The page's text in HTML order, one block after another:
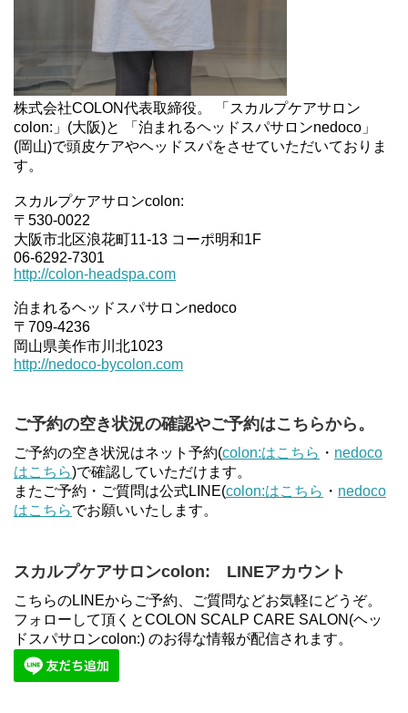
株式会社COLON代表取締役。 「スカルプケアサロン
colon:」(大阪)と 「泊まれるヘッドスパサロンnedoco」
(岡山)で頭皮ケアやヘッドスパをさせていただいておりま
す。
スカルプケアサロンcolon:
〒530-0022
大阪市北区浪花町11-13 コーポ明和1F
06-6292-7301
http://colon-headspa.com
泊まれるヘッドスパサロンnedoco
〒709-4236
岡山県美作市川北1023
http://nedoco-bycolon.com
ご予約の空き状況の確認やご予約はこちらから。
ご予約の空き状況はネット予約(colon:はこちら ・ nedoco
はこちら)で確認していただけます。
またご予約・ご質問は公式LINE(colon:はこちら ・ nedoco
はこちらでお願いいたします。
スカルプケアサロンcolon: LINEアカウント
こちらのLINEからご予約、ご質問などお気軽にどうぞ。
フォローして頂くとCOLON SCALP CARE SALON(ヘッ
ドスパサロンcolon:) のお得な情報が配信されます。